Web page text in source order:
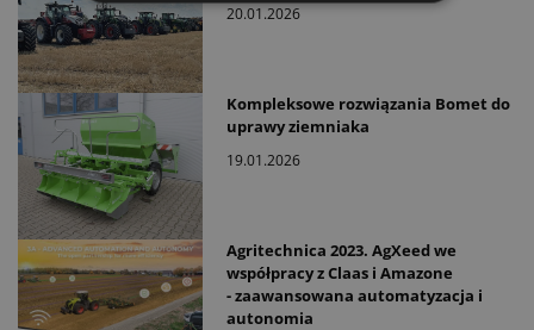
20.01.2026
Kompleksowe rozwiązania Bomet do
uprawy ziemniaka
19.01.2026
Agritechnica 2023. AgXeed we
współpracy z Claas i Amazone
- zaawansowana automatyzacja i
autonomia